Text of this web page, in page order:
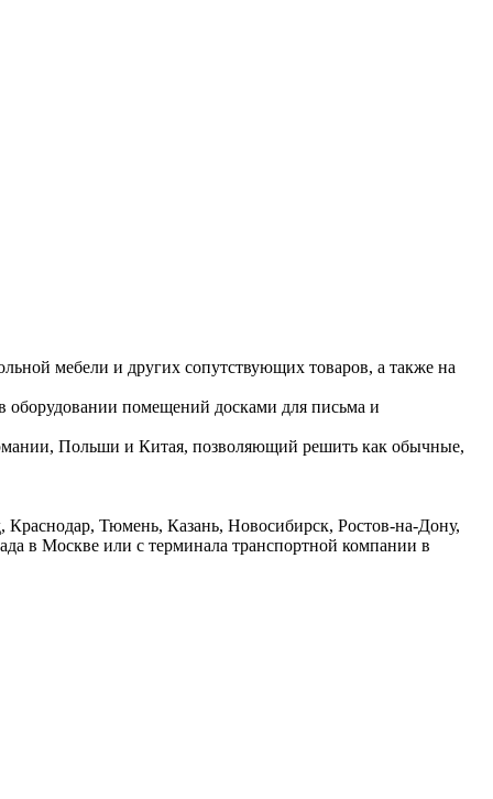
мебели и других сопутствующих товаров, а также на
оборудовании помещений досками для письма и
Польши и Китая, позволяющий решить как обычные,
Тюмень, Казань, Новосибирск, Ростов-на-Дону,
в Москве или с терминала транспортной компании в